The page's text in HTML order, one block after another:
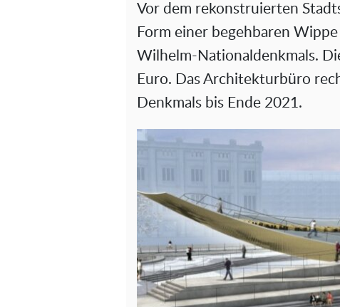
Vor dem rekonstruierten
Form einer begehbaren
Wilhelm-Nationaldenkmals.
Euro. Das Architekturbüro
Denkmals bis Ende 2021.